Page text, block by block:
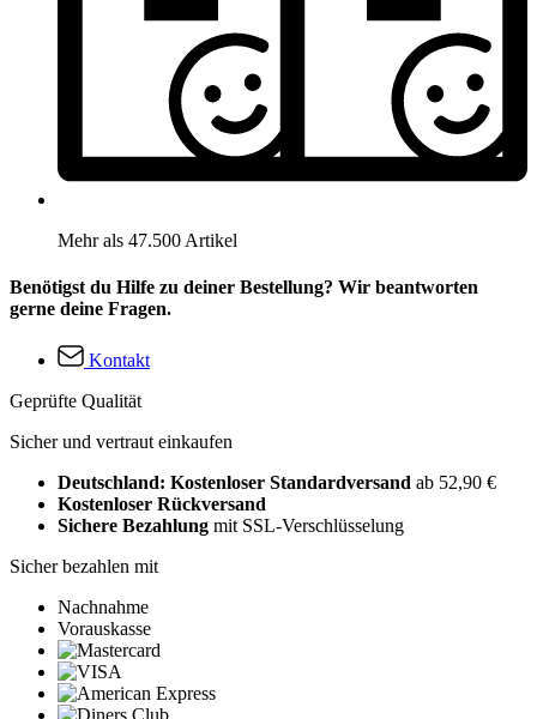
Mehr als 47.500 Artikel
Benötigst du Hilfe zu deiner Bestellung? Wir beantworten
gerne deine Fragen.
Kontakt
Geprüfte Qualität
Sicher und vertraut einkaufen
Deutschland: Kostenloser Standardversand ab 52,90 €
Kostenloser Rückversand
Sichere Bezahlung mit SSL-Verschlüsselung
Sicher bezahlen mit
Nachnahme
Vorauskasse